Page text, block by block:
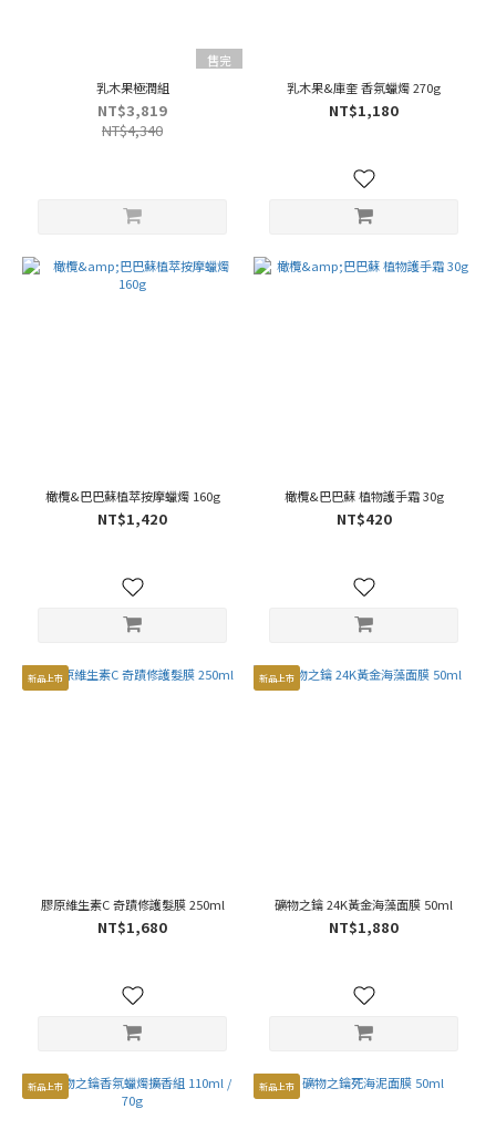
售完
乳木果極潤組
NT$3,819
NT$4,340
乳木果&庫奎 香氛蠟燭 270g
NT$1,180
橄欖&巴巴蘇植萃按摩蠟燭 160g
NT$1,420
橄欖&巴巴蘇 植物護手霜 30g
NT$420
新品上市
膠原維生素C 奇蹟修護髮膜 250ml
NT$1,680
新品上市
礦物之鑰 24K黃金海藻面膜 50ml
NT$1,880
新品上市 新品上市